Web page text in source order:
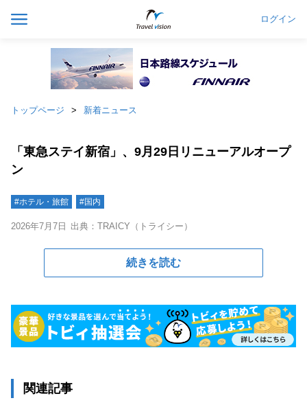
ログイン
トップページ 新着ニュース
「東急ステイ新宿」、9月29日リニューアルオープ
ン
#ホテル・旅館 #国内
2026年7月7日 出典：TRAICY（トライシー）
続きを読む
関連記事